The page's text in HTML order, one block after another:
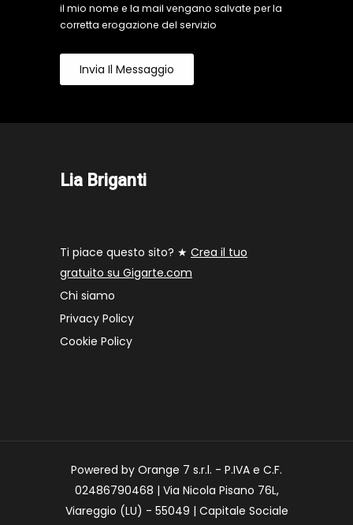
il mio nome e la mail vengano salvate per la
corretta erogazione del servizio
Invia Il Messaggio
Lia Briganti
Ti piace questo sito? ★ Crea il tuo
gratuito su Gigarte.com
Chi siamo
Privacy Policy
Cookie Policy
Powered by Orange 7 s.r.l. - P.IVA e C.F.
02486790468 | Via Nicola Pisano 76L,
Viareggio (LU) - 55049 | Capitale Sociale